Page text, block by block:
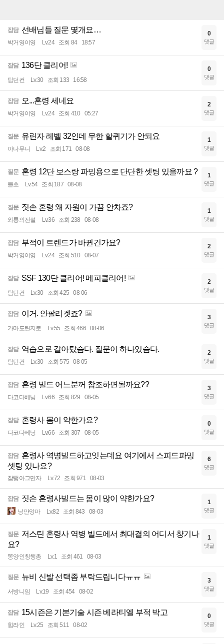
잡담 선배님들 질문 몇개요…
박거영이영 Lv.24 조회 84 18:57
0
댓글
잡담 136단 클리어!
팀던컨 Lv.30 조회 133 16:58
0
댓글
잡담 오...혼령 세네요
박거영이영 Lv.24 조회 410 05:27
2
댓글
질문 유린자 레벨 32인데 무한 할퀴기가 안되요
아나무니 Lv.2 조회 171 08-08
1
댓글
질문 혼령 12단 보스랑 파밍용으로 단단한 셋팅 있을까요 ?
블초 Lv.54 조회 187 08-08
1
댓글
질문 짓손 혼령 왜 자원이 가끔 안차죠?
와룡의전설 Lv.36 조회 238 08-08
1
댓글
잡담 부적이 트렌드가 바뀐건가요?
박거영이영 Lv.24 조회 510 08-07
2
댓글
잡담 SSF 130단 클리어! 메피클리어!
팀던컨 Lv.30 조회 425 08-06
2
댓글
잡담 이거. 안팔리겟죠?
가마도탄지로 Lv.55 조회 466 08-06
3
댓글
잡담 역습으로 갈아탔슴다. 질문이 하나있슴다.
팀던컨 Lv.30 조회 575 08-05
2
댓글
잡담 혼령 빌드 어느분꺼 참조하면될까요??
다코다베닝 Lv.66 조회 829 08-05
3
댓글
잡담 혼령사 몸이 약한가요?
다코다베닝 Lv.66 조회 307 08-05
0
댓글
잡담 혼령사 역병빌드하고잇는데요 여기에서 스피드파밍
셋팅 있나요?
잠탱아그만자 Lv.72 조회 971 08-03
6
댓글
잡담 짓손 혼령사빌드는 몸이 많이 약한가요?
낭만앙마 Lv.82 조회 843 08-03
1
댓글
질문 저스틴 혼령사 역병 빌드에서 최대결의 어디서 챵기나
요?
똥양인칭챙총 Lv.1 조회 461 08-03
1
댓글
질문 뉴비 신발 선택좀 부탁드립니다ㅠㅠ
서방니임 Lv.19 조회 454 08-02
3
댓글
잡담 15시즌은 기본기술 시즌 베라티엘 부적 박고
힙라인 Lv.25 조회 511 08-02
0
댓글